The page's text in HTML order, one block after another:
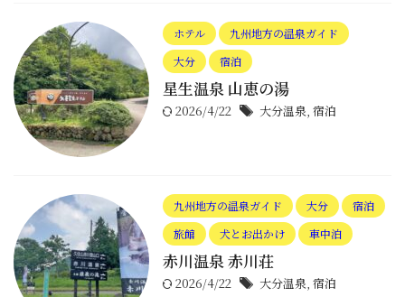
ホテル
九州地方の温泉ガイド
大分
宿泊
星生温泉 山恵の湯
2026/4/22 大分温泉, 宿泊
九州地方の温泉ガイド 大分
宿泊
旅館
犬とお出かけ 車中泊
赤川温泉 赤川荘
2026/4/22 大分温泉, 宿泊